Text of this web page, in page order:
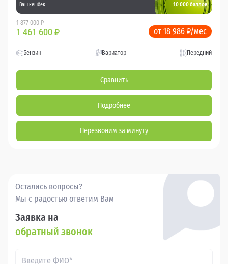
Ваш кешбек 10 000 баллов
1 877 000 ₽
1 461 600 ₽ от 18 986 ₽/мес
Бензин Вариатор Передний
Сравнить
Подробнее
Перезвоним за минуту
Остались вопросы?
Мы с радостью ответим Вам
Заявка на
обратный звонок